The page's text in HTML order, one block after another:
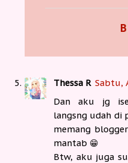
Thessa R Sabtu,
Dan aku jg
langsng udah di
memang
mantab 😁
Btw, aku juga